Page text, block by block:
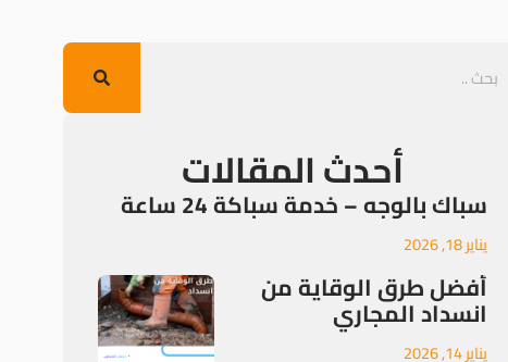
أحدث المقالات
سباك بالوجه – خدمة سباكة 24 ساعة
يناير 18, 2026
أفضل طرق الوقاية من
انسداد المجاري
يناير 14, 2026